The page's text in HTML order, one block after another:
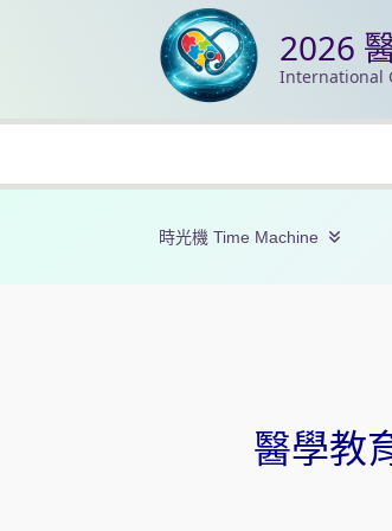
2026
International
時光機 Time Machine
醫學教